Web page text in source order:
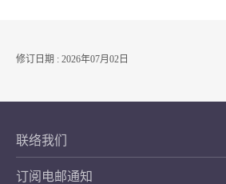
修订日期 : 2026年07月02日
联络我们
订阅电邮通知